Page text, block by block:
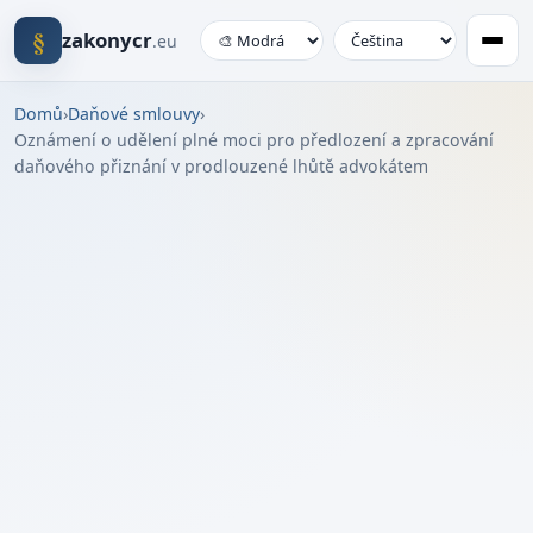
§ zakonycr.eu
Domů›Daňové smlouvy›
Oznámení o udělení plné moci pro předlození a zpracování
daňového přiznání v prodlouzené lhůtě advokátem